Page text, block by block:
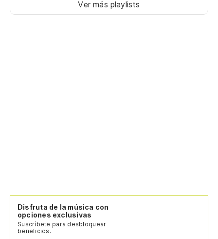
Ver más playlists
Disfruta de la música con
opciones exclusivas
Suscríbete para desbloquear
beneficios.